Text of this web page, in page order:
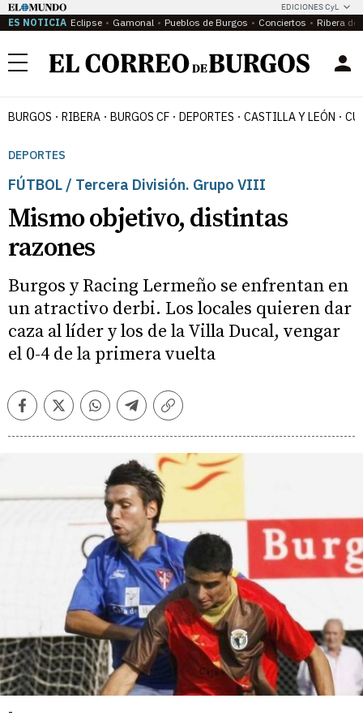
EDICIONES CyL
ES NOTICIA Eclipse Gamonal Pueblos de Burgos Conciertos Ribera del
Menú
BURGOS RIBERA BURGOS CF DEPORTES CASTILLA Y LEÓN
DEPORTES
FÚTBOL / Tercera División. Grupo VIII
Mismo objetivo, distintas
razones
Burgos y Racing Lermeño se enfrentan en
un atractivo derbi. Los locales quieren dar
caza al líder y los de la Villa Ducal, vengar
el 0-4 de la primera vuelta
FacebookTwitterWhatsappTelegramCopiar
-